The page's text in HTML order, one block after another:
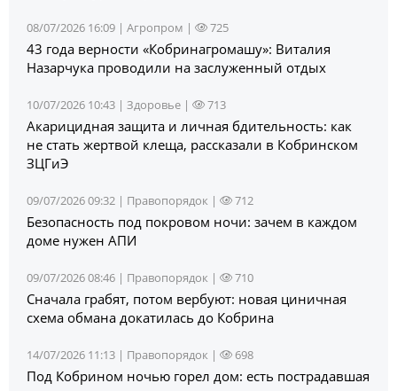
08/07/2026 16:09 | Агропром | 725
43 года верности «Кобринагромашу»: Виталия
Назарчука проводили на заслуженный отдых
10/07/2026 10:43 | Здоровье | 713
Акарицидная защита и личная бдительность: как
не стать жертвой клеща, рассказали в Кобринском
ЗЦГиЭ
09/07/2026 09:32 | Правопорядок | 712
Безопасность под покровом ночи: зачем в каждом
доме нужен АПИ
09/07/2026 08:46 | Правопорядок | 710
Сначала грабят, потом вербуют: новая циничная
схема обмана докатилась до Кобрина
14/07/2026 11:13 | Правопорядок | 698
Под Кобрином ночью горел дом: есть пострадавшая